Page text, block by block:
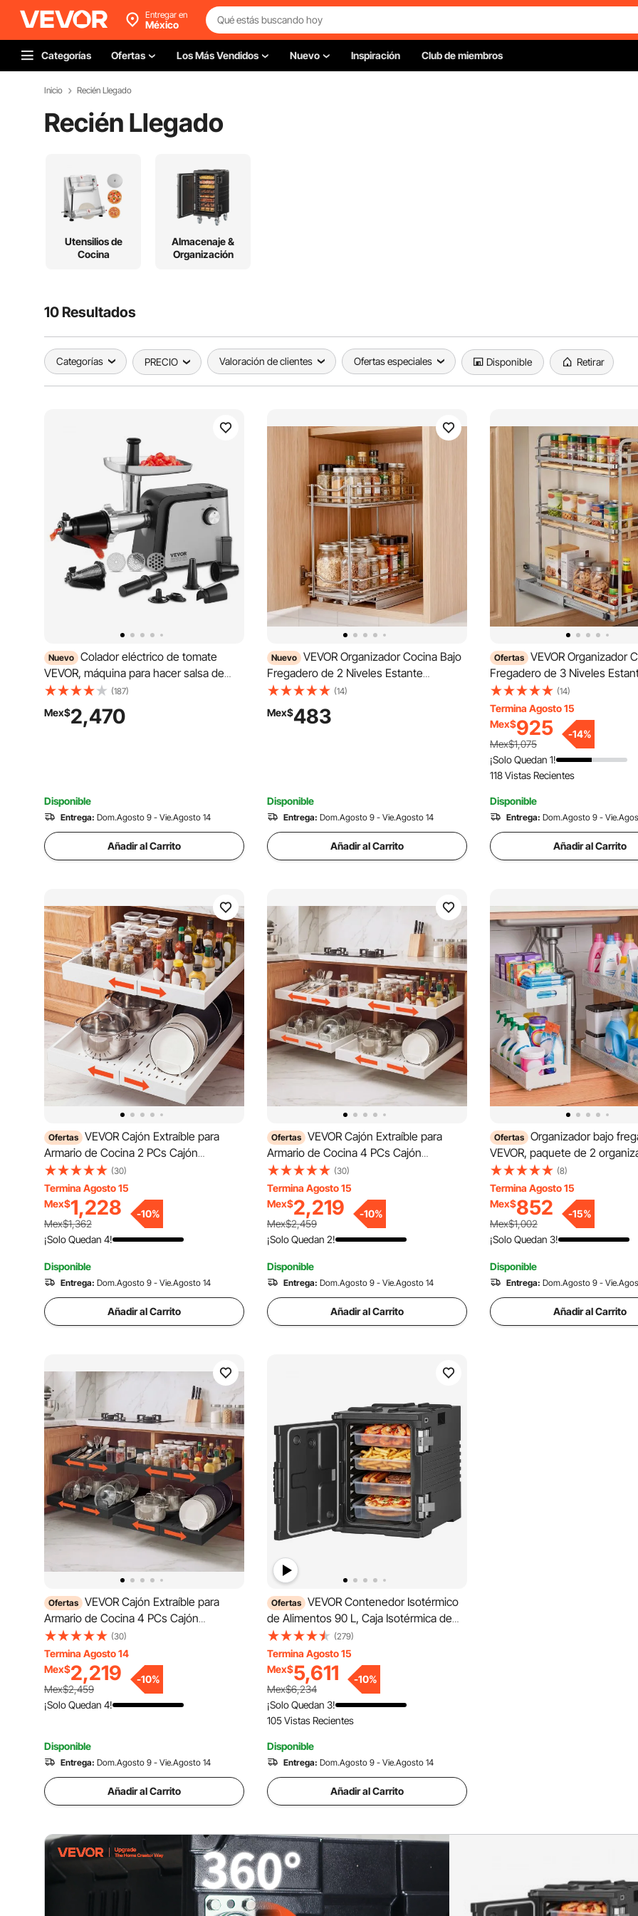
Entregar en
México
Categorías Ofertas Los Más Vendidos Nuevo Inspiración Club de miembros
Inicio Recién Llegado
Recién Llegado
Utensilios de
Cocina
Almacenaje &
Organización
10 Resultados
Categorías PRECIO Valoración de clientes Ofertas especiales Disponible Retirar
Nuevo Colador eléctrico de tomate
VEVOR, máquina para hacer salsa de
tomate de 500 W, colador de alimentos
y máquina para hacer salsa de 2,2
kg/minuto, molinillo de alimentos con
(187)
Mex$2,470
Disponible
Entrega: Dom.Agosto 9 - Vie.Agosto 14
Añadir al Carrito
Nuevo VEVOR Organizador Cocina Bajo
Fregadero de 2 Niveles Estante
Extraíble, Cesta de Metal Resistente,
Deslizamiento Suave, 215x110x265 mm,
Plateado, Para Especias, Condimentos,
(14)
Mex$483
Disponible
Entrega: Dom.Agosto 9 - Vie.Agosto 14
Añadir al Carrito
Ofertas VEVOR Organizador
Fregadero de 3 Niveles
Extraíble, Cesta de Metal
Deslizamiento Suave,
mm, Plateado, Para Especias,
Condimentos, Utensilios,
(14)
Termina Agosto 15
Mex$925
Mex$1,075
-14%
¡Solo Quedan 1!
118 Vistas Recientes
Disponible
Entrega: Dom.Agosto 9 -
Añadir al Carrito
Ofertas VEVOR Cajón Extraíble para
Armario de Cocina 2 PCs Cajón
Telescópico Blanco, Ancho Expandible
de 31-48 cm, Profundidad de 52 cm,
Carga 9 kg por Nivel, Con Tiras
Adhesivas Nano, Para Despensa de
Cocina
(30)
Termina Agosto 15
Mex$1,228
Mex$1,362
-10%
¡Solo Quedan 4!
Disponible
Entrega: Dom.Agosto 9 - Vie.Agosto 14
Añadir al Carrito
Ofertas VEVOR Cajón Extraíble para
Armario de Cocina 4 PCs Cajón
Telescópico Blanco, Ancho Expandible
de 31-48 cm, Profundidad de 52 cm,
Carga 9 kg por Nivel, Con Tiras
Adhesivas Nano, Para Despensa de
Cocina
(30)
Termina Agosto 15
Mex$2,219
Mex$2,459
-10%
¡Solo Quedan 2!
Disponible
Entrega: Dom.Agosto 9 - Vie.Agosto 14
Añadir al Carrito
Ofertas Organizador bajo
VEVOR, paquete de 2
extraíbles de 2 niveles con
altura de 4 niveles, estante
de metal, organizadores y
almacenamiento multiusos
cocina, blanco
(8)
Termina Agosto 15
Mex$852
Mex$1,002
-15%
¡Solo Quedan 3!
Disponible
Entrega: Dom.Agosto 9 -
Añadir al Carrito
Ofertas VEVOR Cajón Extraíble para
Armario de Cocina 4 PCs Cajón
Telescópico Negro, Ancho Expandible
de 31-48 cm, Profundidad de 52 cm,
Carga 9 kg por Nivel, Con Tiras
Adhesivas Nano, Para Despensa de
Cocina
(30)
Termina Agosto 14
Mex$2,219
Mex$2,459
-10%
¡Solo Quedan 4!
Disponible
Entrega: Dom.Agosto 9 - Vie.Agosto 14
Añadir al Carrito
Ofertas VEVOR Contenedor Isotérmico
de Alimentos 90 L, Caja Isotérmica de
LLDPE No Eléctrico, con Ruedas y Cierre
de Acero Inoxidable 304, para Bandejas
de Varios Tamaños (NO Incluidas), para
Banquetes
(279)
Termina Agosto 15
Mex$5,611
Mex$6,234
-10%
¡Solo Quedan 3!
105 Vistas Recientes
Disponible
Entrega: Dom.Agosto 9 - Vie.Agosto 14
Añadir al Carrito